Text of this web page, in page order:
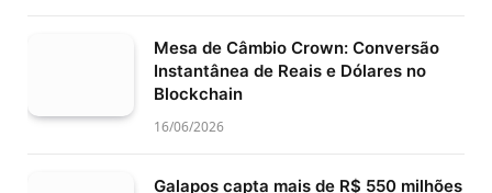
Mesa de Câmbio Crown: Conversão
Instantânea de Reais e Dólares no
Blockchain
16/06/2026
Galapos capta mais de R$ 550 milhões